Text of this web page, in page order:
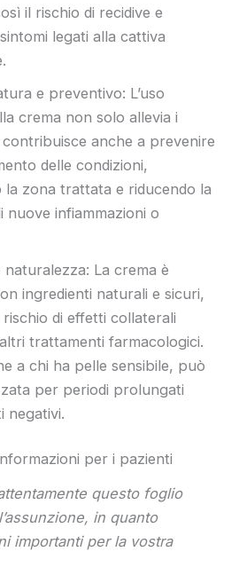
il rischio di recidive e
legati alla cattiva
e preventivo: L’uso
crema non solo allevia i
anche a prevenire
delle condizioni,
la zona trattata e riducendo la
nuove infiammazioni o
naturalezza: La crema è
ingredienti naturali e sicuri,
di effetti collaterali
trattamenti farmacologici.
a chi ha pelle sensibile, può
per periodi prolungati
negativi.
per i pazienti
questo foglio
in quanto
importanti per la vostra